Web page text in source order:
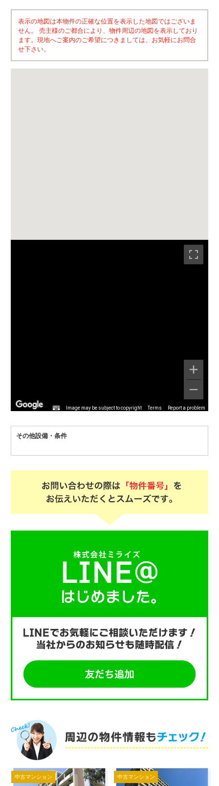
表示の地図は本物件の正確な位置を表示した地図ではございま
せん。 売主様のご都合により、物件周辺の地図を表示しており
ます。現地へご案内のご希望につきましては、お気軽にお問合
せ下さい。
Image may be subject to copyright Terms Report a problem
その他設備・条件
中古マンション 中古マンション